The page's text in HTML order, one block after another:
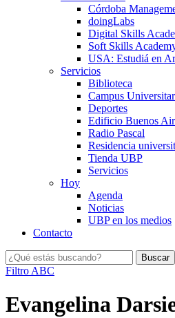
Córdoba
doingLabs
Digital Skills
Soft Skills
USA: Estudiá en
Servicios
Biblioteca
Campus
Deportes
Edificio Buenos
Radio Pascal
Residencia
Tienda UBP
Servicios
Hoy
Agenda
Noticias
UBP en los medios
Contacto
Filtro ABC
Evangelina